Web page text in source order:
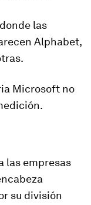
las
Alphabet,
Microsoft no
las empresas
su división